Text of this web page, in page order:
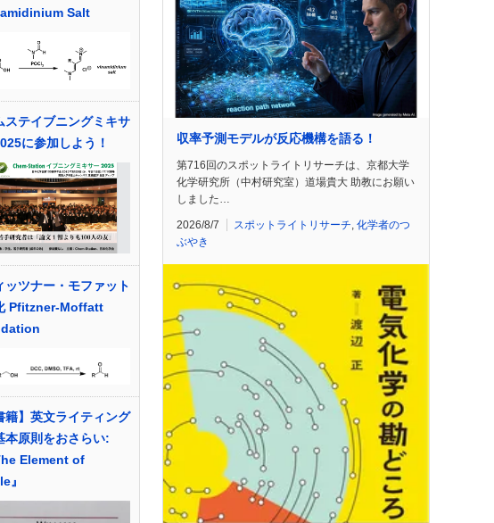
Salt
ステイブニングミキサ
に参加しよう！
ッツナー・モファット
Pfitzner-Moffatt
籍】英文ライティング
本原則をおさらい:
Element of
』
収率予測モデルが反応機構を語る！
第716回のスポットライトリサーチは、京都大学
化学研究所（中村研究室）道場貴大 助教にお願い
しました…
2026/8/7 スポットライトリサーチ 化学者のつ
ぶやき